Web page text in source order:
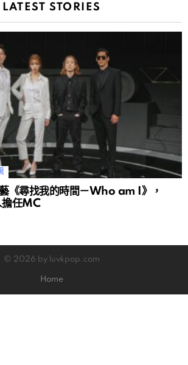
LATEST STORIES
《尋找我的時間－Who am I》，
擔任MC
© 2026 by luvkpop.com
Home